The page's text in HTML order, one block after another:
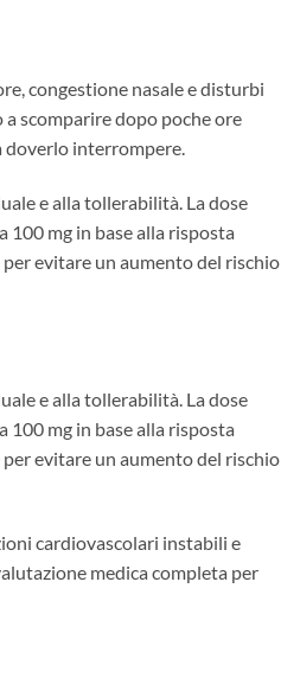
congestione nasale e disturbi
scomparire dopo poche ore
doverlo interrompere.
e alla tollerabilità. La dose
100 mg in base alla risposta
evitare un aumento del rischio
e alla tollerabilità. La dose
100 mg in base alla risposta
evitare un aumento del rischio
cardiovascolari instabili e
medica completa per